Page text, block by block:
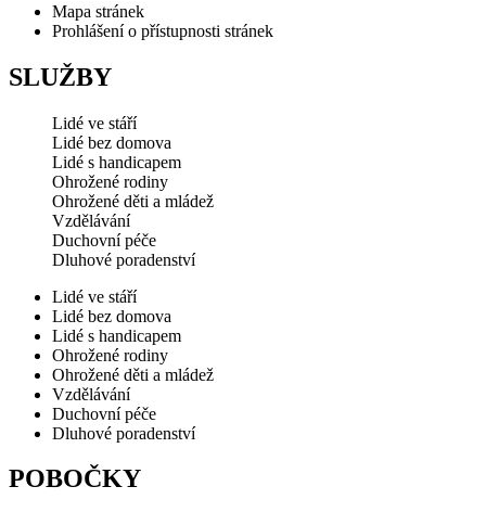
Mapa stránek
Prohlášení o přístupnosti stránek
SLUŽBY
Lidé ve stáří
Lidé bez domova
Lidé s handicapem
Ohrožené rodiny
Ohrožené děti a mládež
Vzdělávání
Duchovní péče
Dluhové poradenství
Lidé ve stáří
Lidé bez domova
Lidé s handicapem
Ohrožené rodiny
Ohrožené děti a mládež
Vzdělávání
Duchovní péče
Dluhové poradenství
POBOČKY